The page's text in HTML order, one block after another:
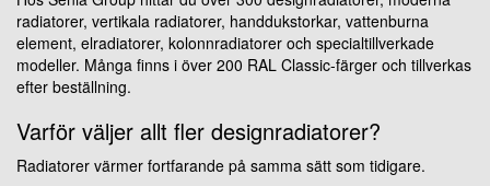
radiatorer, vertikala radiatorer, handdukstorkar, vattenburna
element, elradiatorer, kolonnradiatorer och specialtillverkade
modeller. Många finns i över 200 RAL Classic-färger och tillverkas
efter beställning.
Varför väljer allt fler designradiatorer?
Radiatorer värmer fortfarande på samma sätt som tidigare.